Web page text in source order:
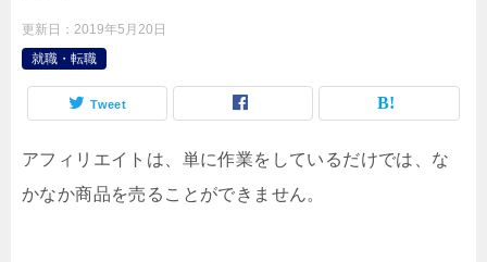
更新日： 2019年5月20日
就職・転職
Tweet
アフィリエイトは、単に作業をしているだけでは、な
かなか商品を売ることができません。